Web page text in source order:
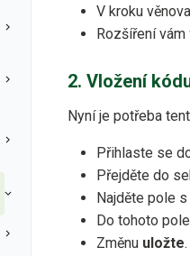
V kroku
Rozšíření vám
2. Vložení
Nyní je potřeba
Přihlaste se
Přejděte do
Najděte pole
Do tohoto pole
Změnu uložte.